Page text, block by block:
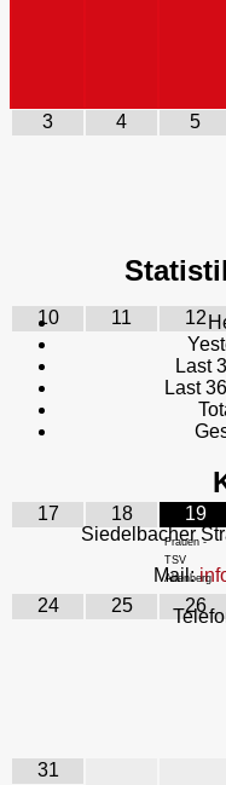
3 4 5
10 11 12
17 18 19
Frauen -
TSV
Altenberg
24 25 26
31
Last
Last
Siedelbacher
Mail: